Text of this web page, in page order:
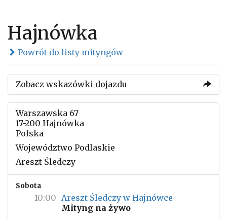
Hajnówka
Powrót do listy mityngów
Zobacz wskazówki dojazdu
Warszawska 67
17-200 Hajnówka
Polska
Województwo Podlaskie
Areszt Śledczy
Sobota
10:00 Areszt Śledczy w Hajnówce
Mityng na żywo